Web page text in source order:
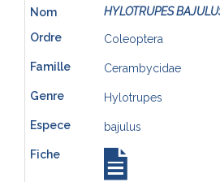
HYLOTRUPES
Coleoptera
Cerambycidae
Hylotrupes
bajulus